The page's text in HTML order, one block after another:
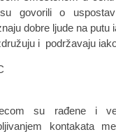
govorili o
dobre ljude na
i podržavaju
su rađene i
kontakata